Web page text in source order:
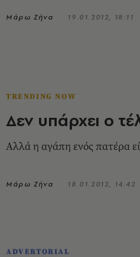
Μάρω Ζήνα 19.01.2012, 18:11
TRENDING NOW
Δεν υπάρχει ο
Αλλά η αγάπη ενός πατέρα
Μάρω Ζήνα 18.01.2012, 14:42
ADVERTORIAL